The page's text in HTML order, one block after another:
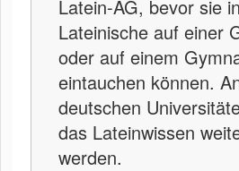
Latein-AG, bevor sie
Lateinische auf einer
oder auf einem
eintauchen können.
deutschen
das Lateinwissen
werden.